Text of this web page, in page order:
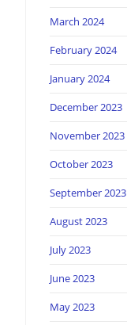
March 2024
February 2024
January 2024
December 2023
November 2023
October 2023
September 2023
August 2023
July 2023
June 2023
May 2023